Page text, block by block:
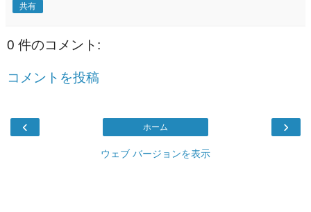
共有
0 件のコメント:
コメントを投稿
‹ ›
ホーム
ウェブ バージョンを表示